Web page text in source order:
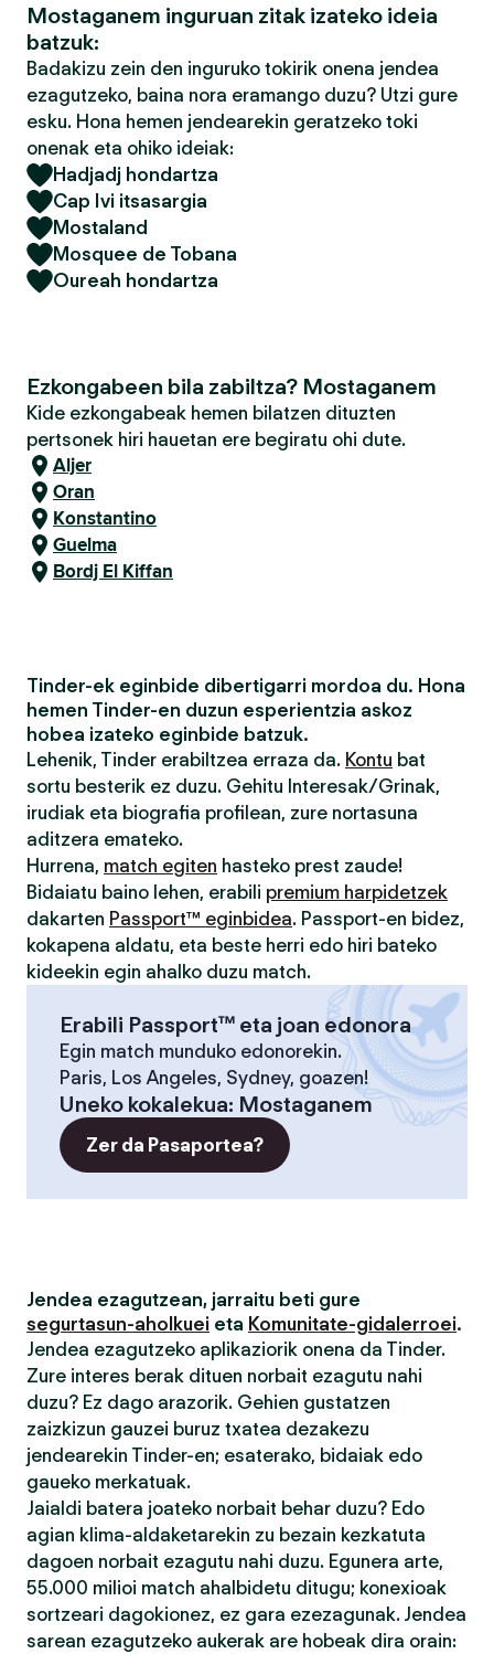
Mostaganem inguruan zitak izateko ideia
batzuk:
Badakizu zein den inguruko tokirik onena jendea
ezagutzeko, baina nora eramango duzu? Utzi gure
esku. Hona hemen jendearekin geratzeko toki
onenak eta ohiko ideiak:
Hadjadj hondartza
Cap Ivi itsasargia
Mostaland
Mosquee de Tobana
Oureah hondartza
Ezkongabeen bila zabiltza? Mostaganem
Kide ezkongabeak hemen bilatzen dituzten
pertsonek hiri hauetan ere begiratu ohi dute.
Aljer
Oran
Konstantino
Guelma
Bordj El Kiffan
Tinder-ek eginbide dibertigarri mordoa du. Hona
hemen Tinder-en duzun esperientzia askoz
hobea izateko eginbide batzuk.
Lehenik, Tinder erabiltzea erraza da. Kontu bat
sortu besterik ez duzu. Gehitu Interesak/Grinak,
irudiak eta biografia profilean, zure nortasuna
aditzera emateko.
Hurrena, match egiten hasteko prest zaude!
Bidaiatu baino lehen, erabili premium harpidetzek
dakarten Passport™ eginbidea. Passport-en bidez,
kokapena aldatu, eta beste herri edo hiri bateko
kideekin egin ahalko duzu match.
Erabili Passport™ eta joan edonora
Egin match munduko edonorekin.
Paris, Los Angeles, Sydney, goazen!
Uneko kokalekua: Mostaganem
Zer da Pasaportea?
Jendea ezagutzean, jarraitu beti gure
segurtasun-aholkuei eta Komunitate-gidalerroei.
Jendea ezagutzeko aplikaziorik onena da Tinder.
Zure interes berak dituen norbait ezagutu nahi
duzu? Ez dago arazorik. Gehien gustatzen
zaizkizun gauzei buruz txatea dezakezu
jendearekin Tinder-en; esaterako, bidaiak edo
gaueko merkatuak.
Jaialdi batera joateko norbait behar duzu? Edo
agian klima-aldaketarekin zu bezain kezkatuta
dagoen norbait ezagutu nahi duzu. Egunera arte,
55.000 milioi match ahalbidetu ditugu; konexioak
sortzeari dagokionez, ez gara ezezagunak. Jendea
sarean ezagutzeko aukerak are hobeak dira orain: